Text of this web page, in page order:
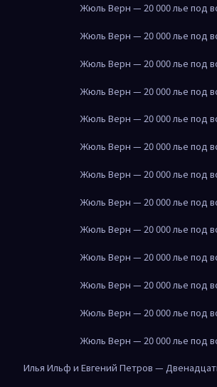
Жюль Верн — 20 000 лье под
Жюль Верн — 20 000 лье под
Жюль Верн — 20 000 лье под
Жюль Верн — 20 000 лье под
Жюль Верн — 20 000 лье под
Жюль Верн — 20 000 лье под
Жюль Верн — 20 000 лье под
Жюль Верн — 20 000 лье под
Жюль Верн — 20 000 лье под
Жюль Верн — 20 000 лье под
Жюль Верн — 20 000 лье под
Жюль Верн — 20 000 лье под
Жюль Верн — 20 000 лье под
Илья Ильф и Евгений Петров —